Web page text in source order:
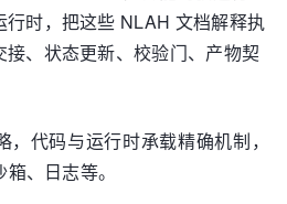
行时，把这些 NLAH 文档解释执
、状态更新、校验门、产物契
代码与运行时承载精确机制，
、日志等。